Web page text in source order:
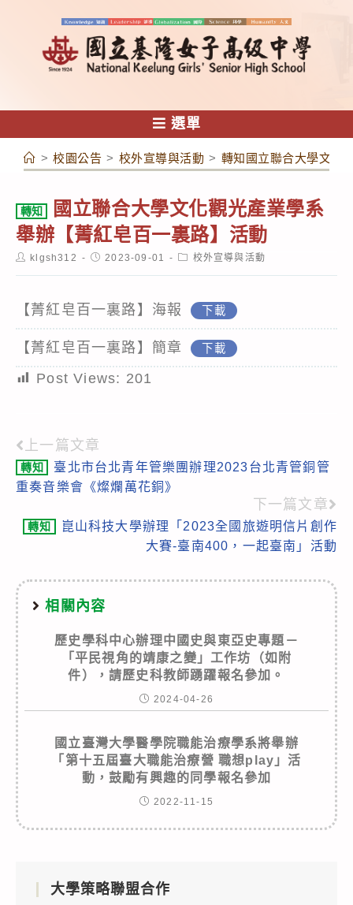
容
選單
> 校園公告 > 校外宣導與活動 > 轉知國立聯合大學文化
轉知
國立聯合大學文化觀光產業學系
舉辦【菁紅皂百一裏路】活動
Postklgsh312
Post2023-09-01
Post校外宣導與活動
【菁紅皂百一裏路】海報 下載
【菁紅皂百一裏路】簡章 下載
Post Views: 201
Read
more
上一篇文章
轉知
臺北市台北青年管樂團辦理2023台北青管銅管
重奏音樂會《燦爛萬花銅》
下一篇文章
轉知
崑山科技大學辦理「2023全國旅遊明信片創作
大賽-臺南400，一起臺南」活動
相關內容
歷史學科中心辦理中國史與東亞史專題－
「平民視角的靖康之變」工作坊（如附
件），請歷史科教師踴躍報名參加。
2024-04-26
國立臺灣大學醫學院職能治療學系將舉辦
「第十五屆臺大職能治療營 職想play」活
動，鼓勵有興趣的同學報名參加
2022-11-15
大學策略聯盟合作